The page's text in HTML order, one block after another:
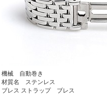
機械 自動巻き
材質名 ステンレス
ブレス ストラップ ブレス